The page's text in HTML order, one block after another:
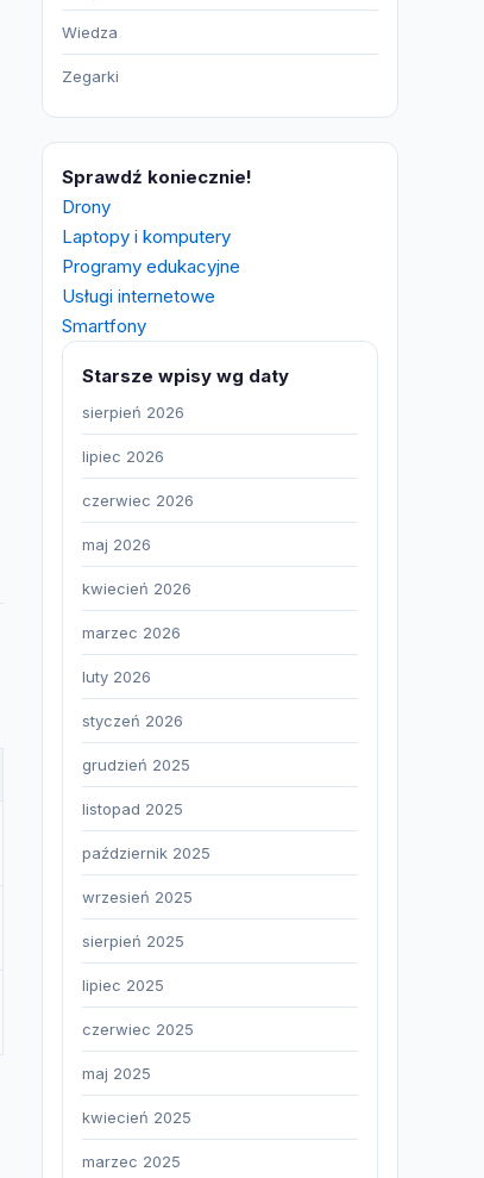
Wiedza
Zegarki
Sprawdź koniecznie!
Drony
Laptopy i komputery
Programy edukacyjne
Usługi internetowe
Smartfony
Starsze wpisy wg daty
sierpień 2026
lipiec 2026
czerwiec 2026
maj 2026
kwiecień 2026
marzec 2026
luty 2026
styczeń 2026
grudzień 2025
listopad 2025
październik 2025
wrzesień 2025
sierpień 2025
lipiec 2025
czerwiec 2025
maj 2025
kwiecień 2025
marzec 2025